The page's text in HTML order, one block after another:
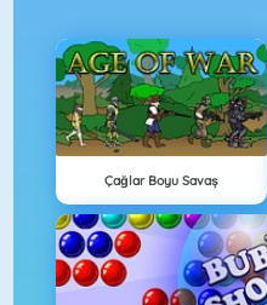
Çağlar Boyu Savaş